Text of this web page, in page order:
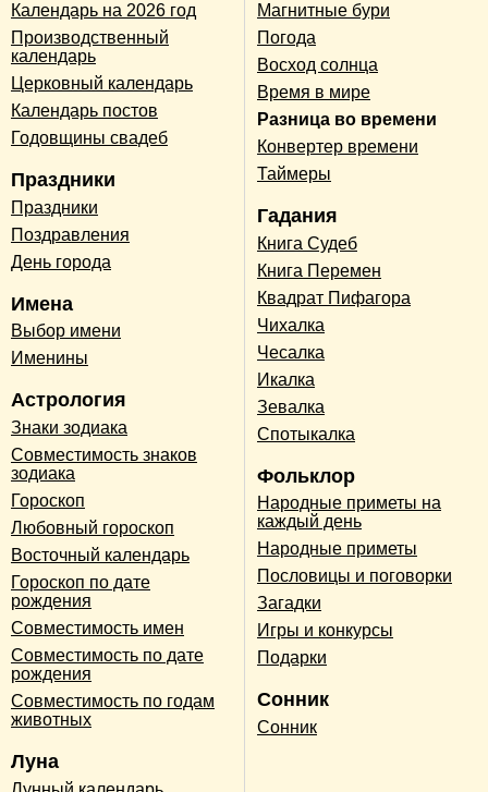
Календарь на 2026 год
Производственный
календарь
Церковный календарь
Календарь постов
Годовщины свадеб
Праздники
Праздники
Поздравления
День города
Имена
Выбор имени
Именины
Астрология
Знаки зодиака
Совместимость знаков
зодиака
Гороскоп
Любовный гороскоп
Восточный календарь
Гороскоп по дате
рождения
Совместимость имен
Совместимость по дате
рождения
Совместимость по годам
животных
Луна
Магнитные бури
Погода
Восход солнца
Время в мире
Разница во времени
Конвертер времени
Таймеры
Гадания
Книга Судеб
Книга Перемен
Квадрат Пифагора
Чихалка
Чесалка
Икалка
Зевалка
Спотыкалка
Фольклор
Народные приметы на
каждый день
Народные приметы
Пословицы и поговорки
Загадки
Игры и конкурсы
Подарки
Сонник
Сонник